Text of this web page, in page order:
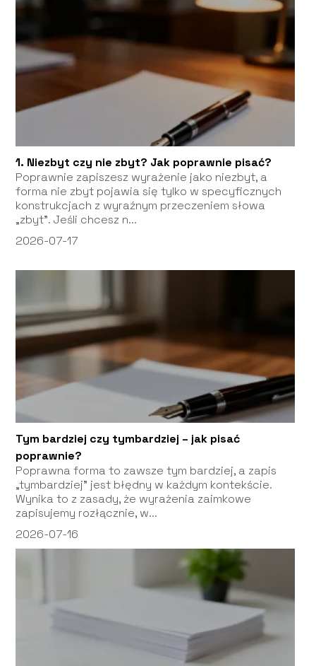
1. Niezbyt czy nie zbyt? Jak poprawnie pisać?
Poprawnie zapiszesz wyrażenie jako niezbyt, a
forma nie zbyt pojawia się tylko w specyficznych
konstrukcjach z wyraźnym przeczeniem słowa
„zbyt”. Jeśli chcesz n...
2026-07-17
Tym bardziej czy tymbardziej – jak pisać
poprawnie?
Poprawna forma to zawsze tym bardziej, a zapis
„tymbardziej” jest błędny w każdym kontekście.
Wynika to z zasady, że wyrażenia zaimkowe
zapisujemy rozłącznie, w...
2026-07-16